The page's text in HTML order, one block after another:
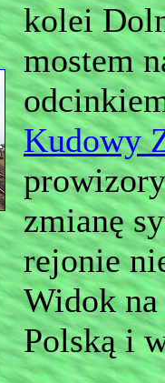
kolei
mostem
Kudowy
zmianę
rejonie
Widok
Polską i